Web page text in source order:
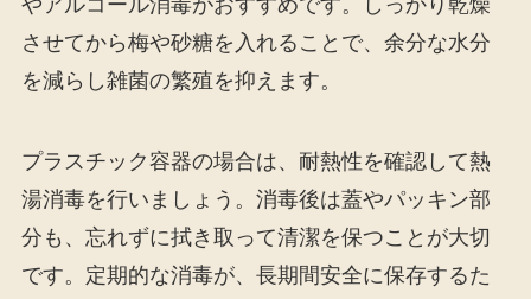
やアルコール消毒がおすすめです。しっかり乾燥
させてから梅や砂糖を入れることで、余分な水分
を減らし雑菌の繁殖を抑えます。
プラスチック容器の場合は、耐熱性を確認して熱
湯消毒を行いましょう。消毒後は蓋やパッキン部
分も、忘れずに拭き取って清潔を保つことが大切
です。定期的な消毒が、長期間安全に保存するた